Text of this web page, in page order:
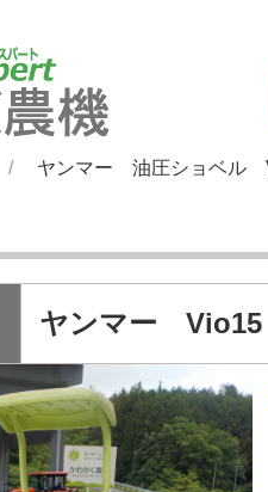
ヤンマー 油圧ショベル
ヤンマー Vio15